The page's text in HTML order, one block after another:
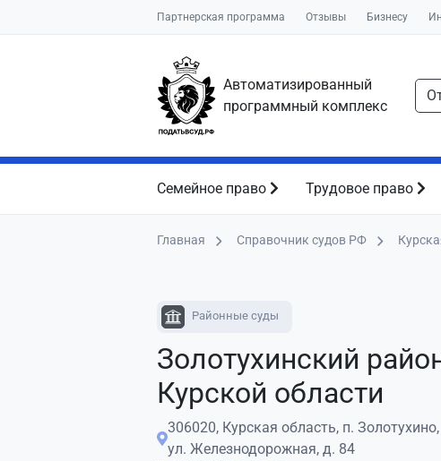
Партнерская программа Отзывы Бизнесу
Автоматизированный
программный комплекс
Семейное право Трудовое право
Главная Справочник судов РФ
Районные суды
Золотухинский
Курской области
306020, Курская область, п. Золотухино,
ул. Железнодорожная, д. 84